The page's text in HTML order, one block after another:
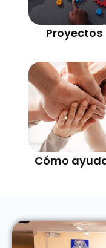
Proyectos
Cómo